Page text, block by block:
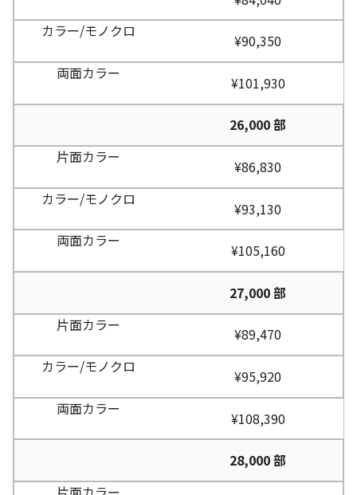
¥90,350
¥101,930
26,000 部
¥86,830
¥93,130
¥105,160
27,000 部
¥89,470
¥95,920
¥108,390
28,000 部